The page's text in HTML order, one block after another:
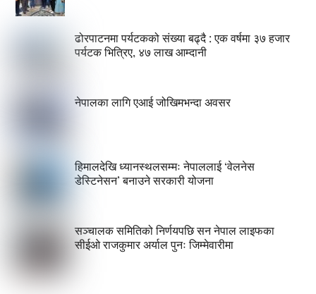
ढोरपाटनमा पर्यटकको संख्या बढ्दै : एक वर्षमा ३७ हजार
पर्यटक भित्रिए, ४७ लाख आम्दानी
नेपालका लागि एआई जोखिमभन्दा अवसर
हिमालदेखि ध्यानस्थलसम्मः नेपाललाई ‘वेलनेस
डेस्टिनेसन’ बनाउने सरकारी योजना
सञ्चालक समितिको निर्णयपछि सन नेपाल लाइफका
सीईओ राजकुमार अर्याल पुनः जिम्मेवारीमा